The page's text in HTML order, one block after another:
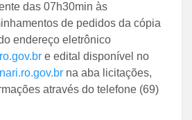
das 07h30min às
de pedidos da cópia
endereço eletrônico
e edital disponível no
na aba licitações,
através do telefone (69)